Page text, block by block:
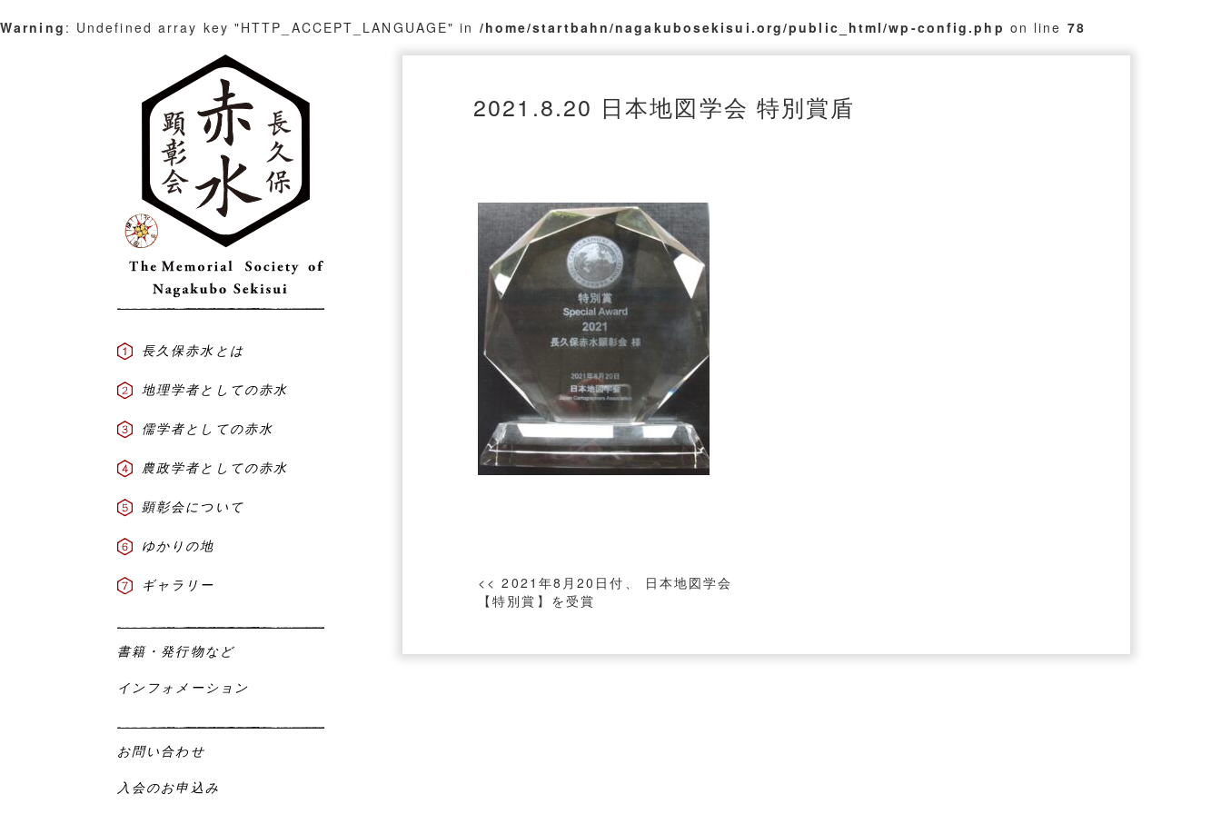
Warning : Undefined array key "HTTP_ACCEPT_LANGUAGE" in /home/startbahn/nagakubosekisui.org/public_html/wp-config.php on line 78
長久保赤水とは
地理学者としての赤水
儒学者としての赤水
農政学者としての赤水
顕彰会について
ゆかりの地
ギャラリー
書籍・発行物など
インフォメーション
お問い合わせ
入会のお申込み
2021.8.20 日本地図学会 特別賞盾
投
稿
ビ
<< 2021年8月20日付、 日本地図学会
【特別賞】を受賞